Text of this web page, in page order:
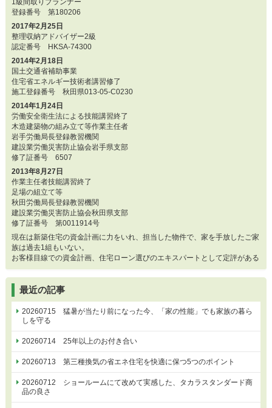
1級間取りプランナー
登録番号 第180206
2017年2月25日
整理収納アドバイザー2級
認定番号 HKSA-74300
2014年2月18日
国土交通省補助事業
住宅省エネルギー技術者講習修了
施工登録番号 秋田県013-05-C0230
2014年1月24日
労働安全衛生法による技能講習終了
木造建築物の組み立て等作業主任者
岩手労働局長登録教習機関
建設業労働災害防止協会岩手県支部
修了証番号 6507
2013年8月27日
作業主任者技能講習終了
足場の組立て等
秋田労働局長登録教習機関
建設業労働災害防止協会秋田県支部
修了証番号 第0011914号
現在は新築住宅の資金計画に力をいれ、担当した物件で、家を手放したご家
族は過去1組もいない。
お客様目線での資金計画、住宅ローン選びのエキスパートとして定評がある
最近の記事
20260715 猛暑が当たり前になった今、「家の性能」でも家族の暮ら
しを守る
20260714 25年以上のお付き合い
20260713 第三種換気の省エネ住宅を快適に保つ5つのポイント
20260712 ショールームにて改めて実感した、タカラスタンダード商
品の良さ